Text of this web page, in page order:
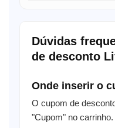
Dúvidas
de desconto
Onde inserir o
O cupom de
"Cupom" no carrinho.